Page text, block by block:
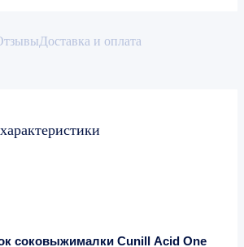
Доставка и оплата
соковыжималки Cunill Acid One